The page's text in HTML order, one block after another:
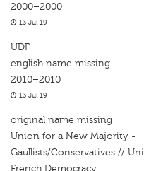
2000–2000
13 Jul 19
UDF
english name missing
2010–2010
13 Jul 19
original name missing
Union for a New Majority -
Gaullists/Conservatives //
French Democracy